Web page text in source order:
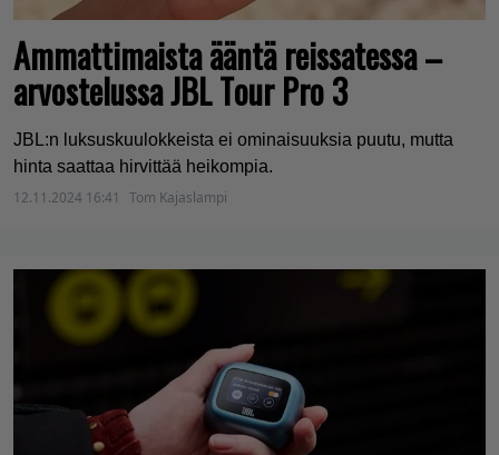
Ammattimaista ääntä reissatessa –
arvostelussa JBL Tour Pro 3
JBL:n luksuskuulokkeista ei ominaisuuksia puutu, mutta
hinta saattaa hirvittää heikompia.
12.11.2024 16:41
Tom Kajaslampi